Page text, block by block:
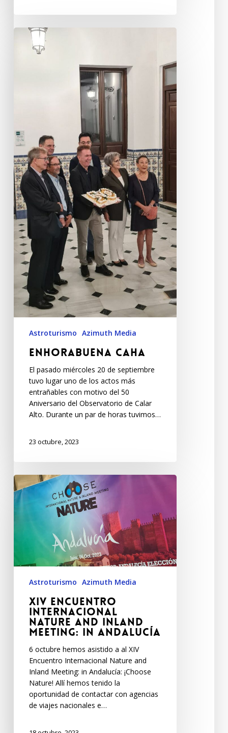
Astroturismo Azimuth Media
Enhorabuena CAHA
El pasado miércoles 20 de septiembre
tuvo lugar uno de los actos más
entrañables con motivo del 50
Aniversario del Observatorio de Calar
Alto. Durante un par de horas tuvimos…
23 octubre, 2023
Astroturismo Azimuth Media
XIV Encuentro
Internacional
Nature and Inland
Meeting: in Andalucía
6 octubre hemos asistido a al XIV
Encuentro Internacional Nature and
Inland Meeting: in Andalucía: ¡Choose
Nature! Allí hemos tenido la
oportunidad de contactar con agencias
de viajes nacionales e…